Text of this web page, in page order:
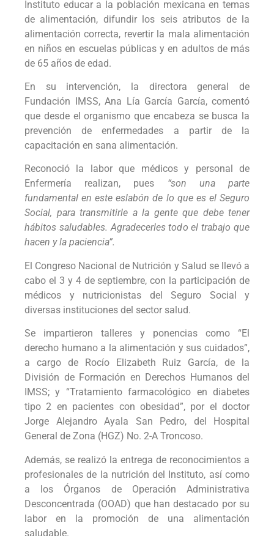
Instituto educar a la población mexicana en temas
de alimentación, difundir los seis atributos de la
alimentación correcta, revertir la mala alimentación
en niños en escuelas públicas y en adultos de más
de 65 años de edad.
En su intervención, la directora general de
Fundación IMSS, Ana Lía García García, comentó
que desde el organismo que encabeza se busca la
prevención de enfermedades a partir de la
capacitación en sana alimentación.
Reconoció la labor que médicos y personal de
Enfermería realizan, pues “son una parte
fundamental en este eslabón de lo que es el Seguro
Social, para transmitirle a la gente que debe tener
hábitos saludables. Agradecerles todo el trabajo que
hacen y la paciencia”.
El Congreso Nacional de Nutrición y Salud se llevó a
cabo el 3 y 4 de septiembre, con la participación de
médicos y nutricionistas del Seguro Social y
diversas instituciones del sector salud.
Se impartieron talleres y ponencias como “El
derecho humano a la alimentación y sus cuidados”,
a cargo de Rocío Elizabeth Ruiz García, de la
División de Formación en Derechos Humanos del
IMSS; y “Tratamiento farmacológico en diabetes
tipo 2 en pacientes con obesidad”, por el doctor
Jorge Alejandro Ayala San Pedro, del Hospital
General de Zona (HGZ) No. 2-A Troncoso.
Además, se realizó la entrega de reconocimientos a
profesionales de la nutrición del Instituto, así como
a los Órganos de Operación Administrativa
Desconcentrada (OOAD) que han destacado por su
labor en la promoción de una alimentación
saludable.